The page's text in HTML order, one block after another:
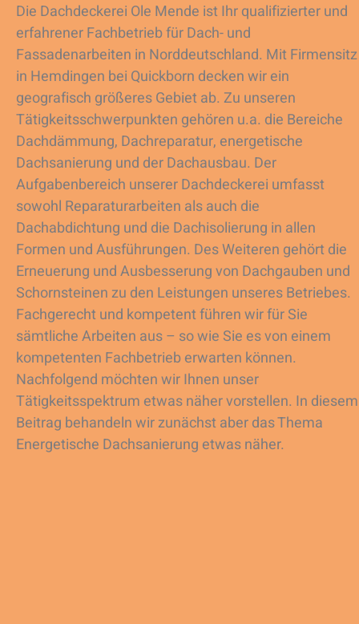
Die Dachdeckerei Ole Mende ist Ihr qualifizierter und
erfahrener Fachbetrieb für Dach- und
Fassadenarbeiten in Norddeutschland. Mit Firmensitz
in Hemdingen bei Quickborn decken wir ein
geografisch größeres Gebiet ab. Zu unseren
Tätigkeitsschwerpunkten gehören u.a. die Bereiche
Dachdämmung, Dachreparatur, energetische
Dachsanierung und der Dachausbau. Der
Aufgabenbereich unserer Dachdeckerei umfasst
sowohl Reparaturarbeiten als auch die
Dachabdichtung und die Dachisolierung in allen
Formen und Ausführungen. Des Weiteren gehört die
Erneuerung und Ausbesserung von Dachgauben und
Schornsteinen zu den Leistungen unseres Betriebes.
Fachgerecht und kompetent führen wir für Sie
sämtliche Arbeiten aus – so wie Sie es von einem
kompetenten Fachbetrieb erwarten können.
Nachfolgend möchten wir Ihnen unser
Tätigkeitsspektrum etwas näher vorstellen. In diesem
Beitrag behandeln wir zunächst aber das Thema
Energetische Dachsanierung etwas näher.